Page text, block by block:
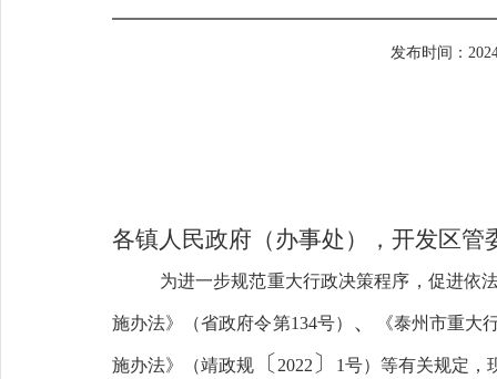
发布时间：
各镇人民政府（办事处），开发区
为进一步规范重大行政决策程序，促进依
施办法》（省政府令第134号） 、 《泰州市重大
施办法》（靖政规 〔 2022 〕 1号）等有关规定，